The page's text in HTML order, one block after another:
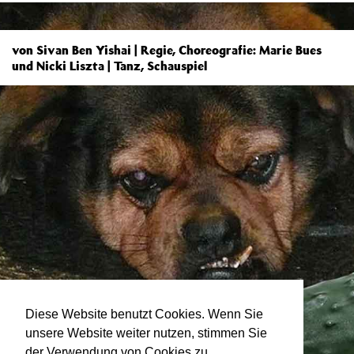
Diese Website benutzt Cookies. Wenn Sie
unsere Website weiter nutzen, stimmen Sie
von Sivan Ben Yishai | Regie, Choreografie: Marie Bues
und Nicki Liszta | Tanz, Schauspiel